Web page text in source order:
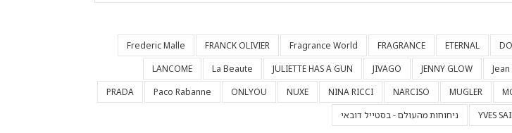
ETERNAL
FRAGRANCE
Fragrance World
FRANCK OLIVIER
Frederic Malle
Jean
JENNY GLOW
JIVAGO
JULIETTE HAS A GUN
La Beaute
LANCOME
MUGLER
NARCISO
NINA RICCI
NUXE
ONLYOU
Paco Rabanne
PRADA
YVES ניחוחות מהעולם - בסטייל דובאי